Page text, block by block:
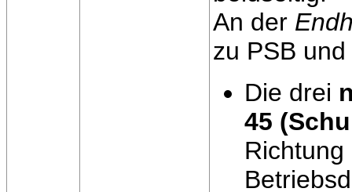
An der
zu PSB
Die drei
45